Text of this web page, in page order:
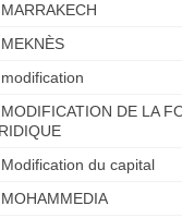
MARRAKECH
MEKNÈS
modification
MODIFICATION DE LA
Modification du capital
MOHAMMEDIA